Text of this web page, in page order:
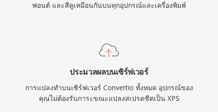
ฟอนต์ และสีดูเหมือนกันบนทุกอุปกรณ์และเครื่องพิมพ์
ประมวลผลบนเซิร์ฟเวอร์
การแปลงทำบนเซิร์ฟเวอร์ Convertio ทั้งหมด อุปกรณ์ของ
คุณไม่ต้องรับภาระขณะแปลงสเปรดชีตเป็น XPS